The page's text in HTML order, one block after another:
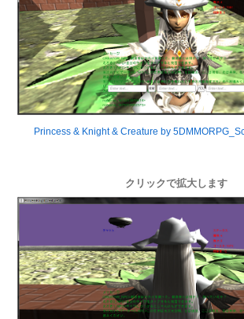
Princess & Knight & Creature by
クリックで拡大します